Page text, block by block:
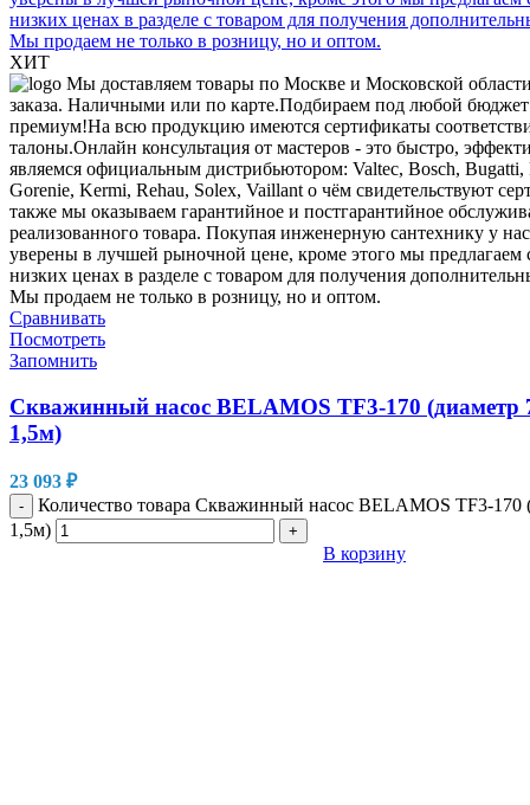
ХИТ
Сравнивать
Посмотреть
Запомнить
Скважинный насос BELAMOS TF3-170 (диаметр
1,5м)
23 093 ₽
-
Количество товара Скважинный насос BELAMOS TF3-170
1,5м)
+
В корзину